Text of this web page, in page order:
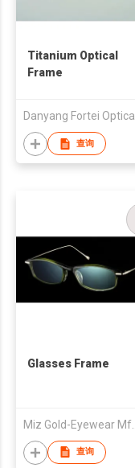
Titanium Optical
Frame
查询
Glasses Frame
Miz Gold-Eyewear Mfg Co
查询